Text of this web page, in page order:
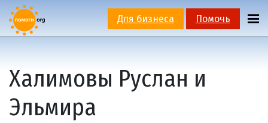
Для бизнеса Помочь
Халимовы Руслан и
Эльмира